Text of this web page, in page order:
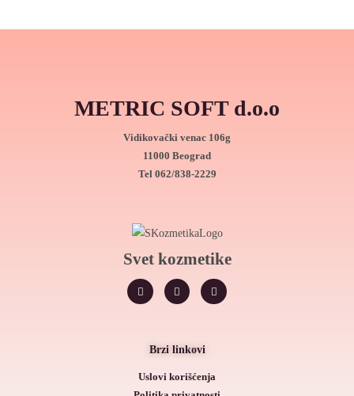
METRIC SOFT d.o.o
Vidikovački venac 106g
11000 Beograd
Tel 062/838-2229
Svet kozmetike
Brzi linkovi
Uslovi korišćenja